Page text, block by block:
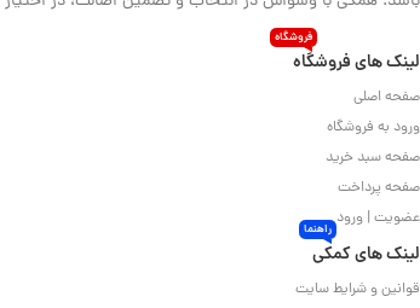
لینک های فروشگاه
فروشگاه
صفحه اصلی
ورود به فروشگاه
صفحه سبد خرید
صفحه پرداخت
عضویت | ورود
لینک های کمکی
راهنما
قوانین و شرایط سایت